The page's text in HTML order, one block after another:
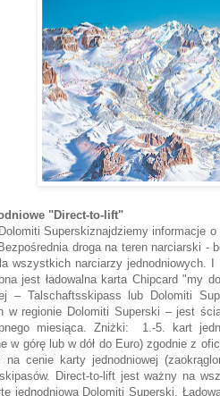
"Direct-to-lift"
Superskiznajdziemy informacje
droga na teren narciarski -
wszystkich narciarzy jednodniowych.
jest ładowalna karta Chipcard "my
– Talschaftsskipass lub Dolomiti
w regionie Dolomiti Superski – jest
miesiąca. Zniżki: 1.-5. kart
w górę lub w dół do Euro) zgodnie z
na cenie karty jednodniowej
Direct-to-lift jest ważny na
jednodniową Dolomiti Superski.